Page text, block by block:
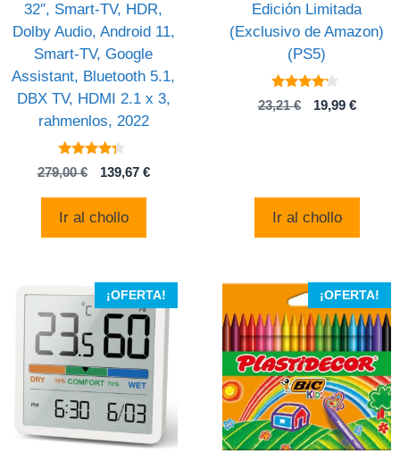
32″, Smart-TV, HDR,
Dolby Audio, Android 11,
Smart-TV, Google
Assistant, Bluetooth 5.1,
DBX TV, HDMI 2.1 x 3,
rahmenlos, 2022
4.1
de 5
279,00€
El
original
139,67 €El
Ir al chollo
Edición Limitada
(Exclusivo de Amazon)
(PS5)
4
de 5
23,21€
El
19,99 €El
Ir al chollo
¡OFERTA! ¡OFERTA!